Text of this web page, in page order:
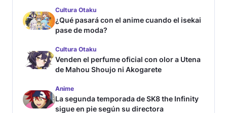
Cultura Otaku
¿Qué pasará con el anime cuando el isekai
pase de moda?
Cultura Otaku
Venden el perfume oficial con olor a Utena
de Mahou Shoujo ni Akogarete
Anime
La segunda temporada de SK8 the Infinity
sigue en pie según su directora